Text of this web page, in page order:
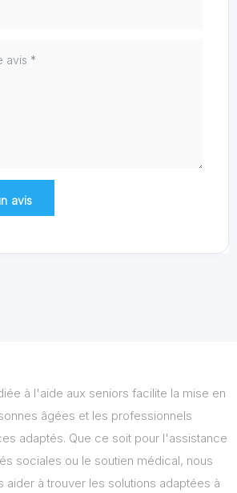
à l'aide aux seniors facilite la mise en
âgées et les professionnels
adaptés. Que ce soit pour l'assistance
sociales ou le soutien médical, nous
aider à trouver les solutions adaptées à